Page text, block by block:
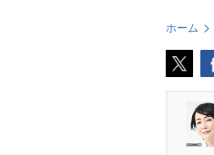
ホーム